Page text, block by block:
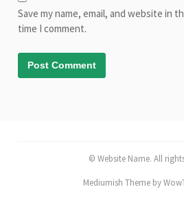
Save my name, email, and website in
time I comment.
© Website Name. All
Mediumish Theme by